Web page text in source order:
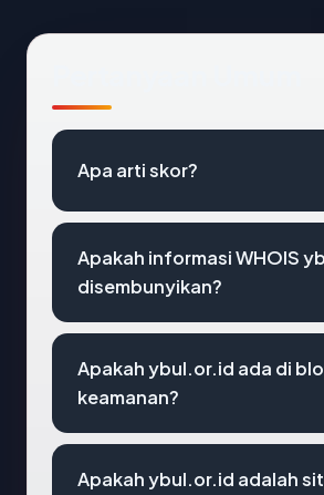
Apa arti skor?
Apakah informasi WHOIS
disembunyikan?
Apakah ybul.or.id ada di
keamanan?
Apakah ybul.or.id adalah